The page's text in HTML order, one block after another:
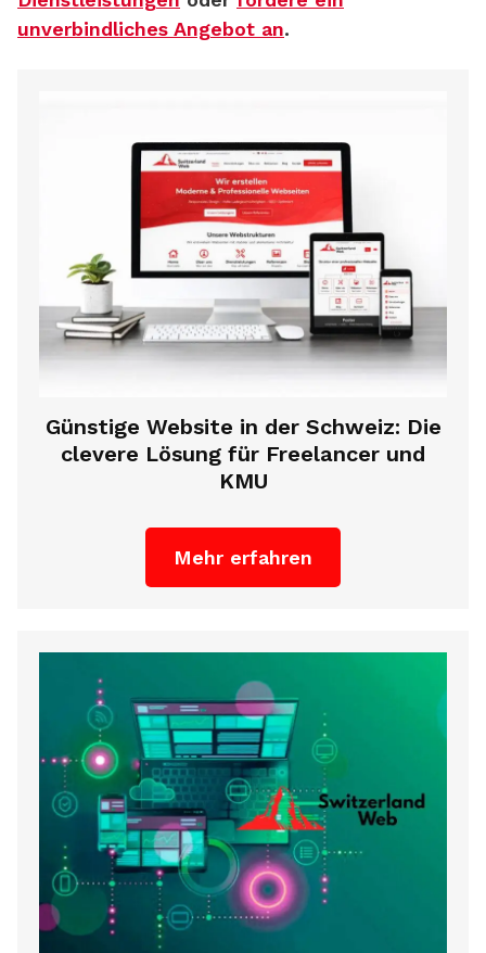
unverbindliches Angebot an.
Günstige Website in der Schweiz: Die
clevere Lösung für Freelancer und
KMU
Mehr erfahren